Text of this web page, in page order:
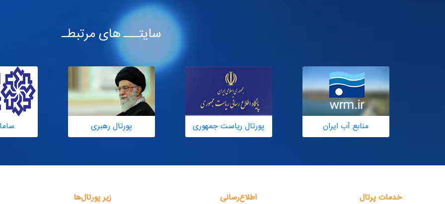
سایتـــ های مرتبطـ
منابع آب ایران پورتال ریاست جمهوری پورتال رهبری
خدمات پرتال اطلاع‌رسانی زیر پورتال‌ها